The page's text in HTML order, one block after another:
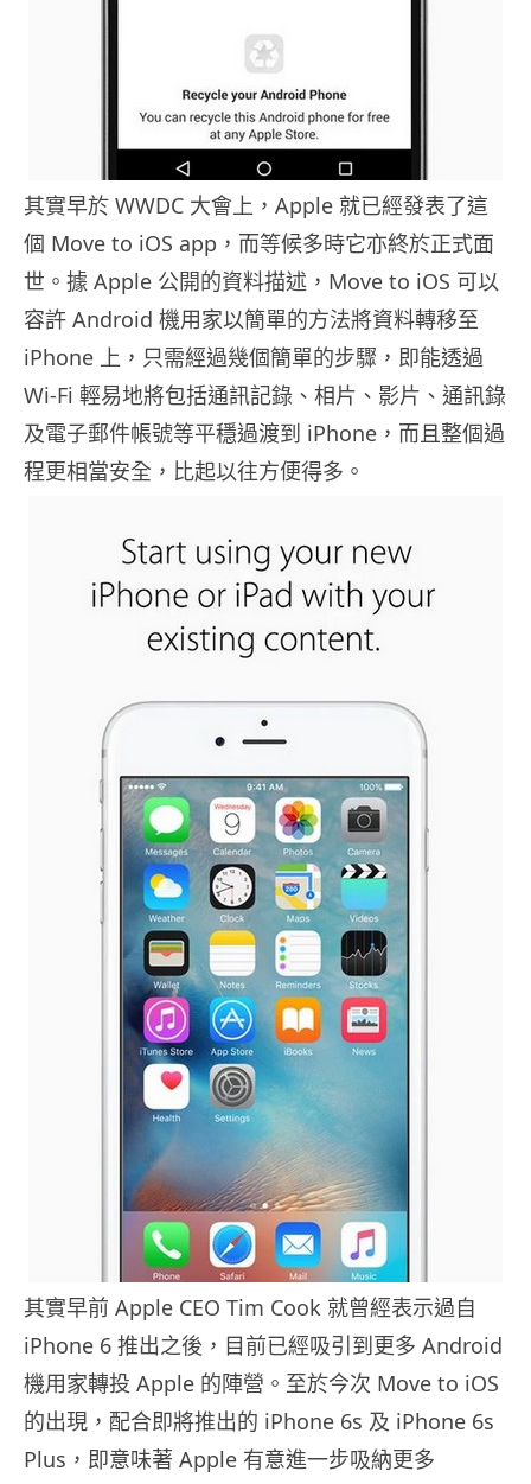
其實早於 WWDC 大會上，Apple 就已經發表了這
個 Move to iOS app，而等候多時它亦終於正式面
世。據 Apple 公開的資料描述，Move to iOS 可以
容許 Android 機用家以簡單的方法將資料轉移至
iPhone 上，只需經過幾個簡單的步驟，即能透過
Wi-Fi 輕易地將包括通訊記錄、相片、影片、通訊錄
及電子郵件帳號等平穩過渡到 iPhone，而且整個過
程更相當安全，比起以往方便得多。
其實早前 Apple CEO Tim Cook 就曾經表示過自
iPhone 6 推出之後，目前已經吸引到更多 Android
機用家轉投 Apple 的陣營。至於今次 Move to iOS
的出現，配合即將推出的 iPhone 6s 及 iPhone 6s
Plus，即意味著 Apple 有意進一步吸納更多